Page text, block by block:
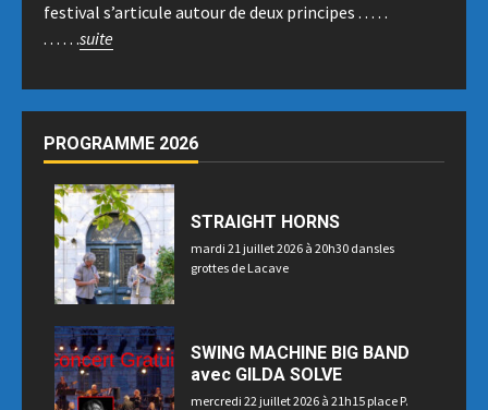
festival s’articule autour de deux principes . . . . .
. . . . . .suite
PROGRAMME 2026
STRAIGHT HORNS
mardi 21 juillet 2026 à 20h30 dansles
grottes de Lacave
SWING MACHINE BIG BAND
avec GILDA SOLVE
mercredi 22 juillet 2026 à 21h15 place P.